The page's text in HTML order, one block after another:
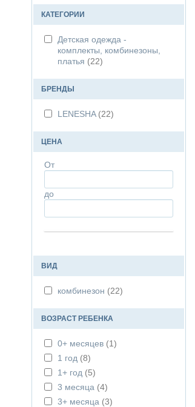
КАТЕГОРИИ
Детская одежда -
комплекты, комбинезоны,
платья (22)
БРЕНДЫ
LENESHA (22)
ЦЕНА
От
до
ВИД
комбинезон (22)
ВОЗРАСТ РЕБЕНКА
0+ месяцев (1)
1 год (8)
1+ год (5)
3 месяца (4)
3+ месяца (3)